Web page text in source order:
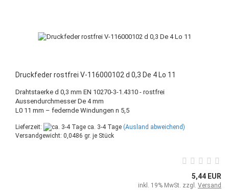
Druckfeder rostfrei V-116000102 d 0,3 De 4 Lo 11
Drahtstaerke d 0,3 mm EN 10270-3-1.4310 - rostfrei
Aussendurchmesser De 4 mm
L0 11 mm – federnde Windungen n 5,5
Lieferzeit: ca. 3-4 Tage (Ausland abweichend)
Versandgewicht: 0,0486 gr. je Stück
5,44 EUR
inkl. 19% MwSt. zzgl. Versand